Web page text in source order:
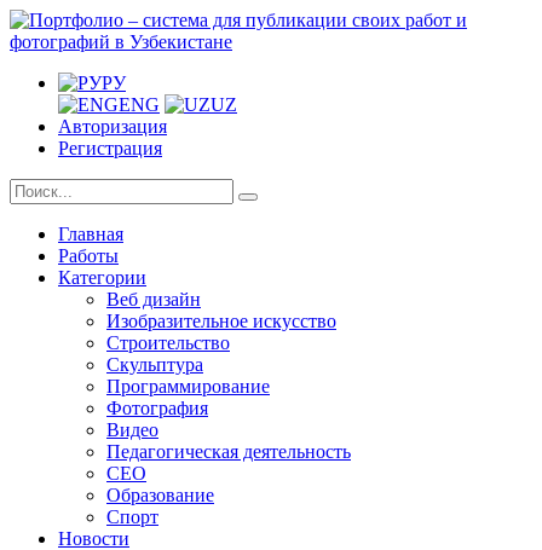
РУ
ENG
UZ
Авторизация
Регистрация
Главная
Работы
Категории
Веб дизайн
Изобразительное искусство
Строительство
Скульптура
Программирование
Фотография
Видео
Педагогическая деятельность
СЕО
Образование
Спорт
Новости